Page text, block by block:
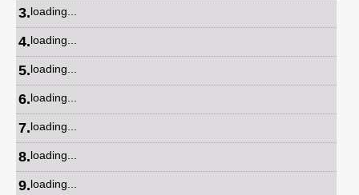
3.loading...
4.loading...
5.loading...
6.loading...
7.loading...
8.loading...
9.loading...